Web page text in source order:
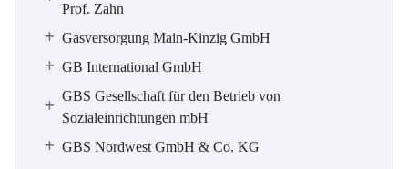
Prof. Zahn
Gasversorgung Main-Kinzig GmbH
GB International GmbH
GBS Gesellschaft für den Betrieb von
Sozialeinrichtungen mbH
GBS Nordwest GmbH & Co. KG